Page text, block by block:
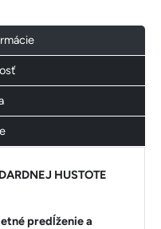
HUSTOTE
predĺženie a